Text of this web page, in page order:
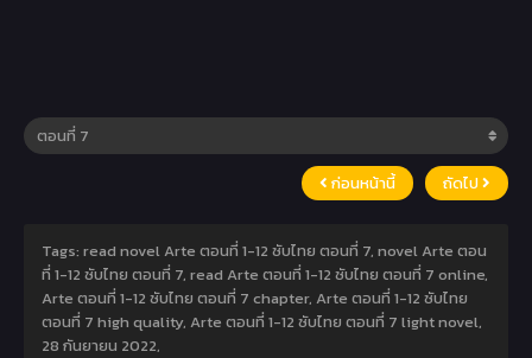
ก่อนหน้านี้ ถัดไป
Tags: read novel Arte ตอนที่ 1-12 ซับไทย ตอนที่ 7, novel Arte ตอน
ที่ 1-12 ซับไทย ตอนที่ 7, read Arte ตอนที่ 1-12 ซับไทย ตอนที่ 7 online,
Arte ตอนที่ 1-12 ซับไทย ตอนที่ 7 chapter, Arte ตอนที่ 1-12 ซับไทย
ตอนที่ 7 high quality, Arte ตอนที่ 1-12 ซับไทย ตอนที่ 7 light novel,
28 กันยายน 2022,